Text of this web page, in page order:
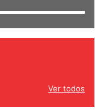
Ver todos